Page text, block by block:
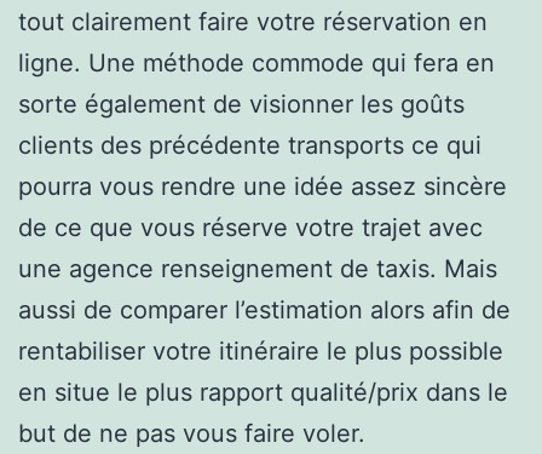
tout clairement faire votre réservation en
ligne. Une méthode commode qui fera en
sorte également de visionner les goûts
clients des précédente transports ce qui
pourra vous rendre une idée assez sincère
de ce que vous réserve votre trajet avec
une agence renseignement de taxis. Mais
aussi de comparer l’estimation alors afin de
rentabiliser votre itinéraire le plus possible
en situe le plus rapport qualité/prix dans le
but de ne pas vous faire voler.